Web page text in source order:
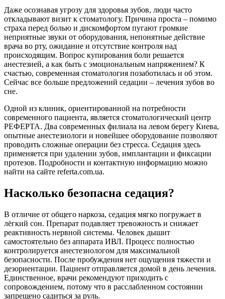
Даже осознавая угрозу для здоровья зубов, люди часто
откладывают визит к стоматологу. Причина проста – помимо
страха перед болью и дискомфортом пугают громкие
неприятные звуки от оборудования, непонятные действие
врача во рту, ожидание и отсутствие контроля над
происходящим. Вопрос купирования боли решается
анестезией, а как быть с эмоциональным напряжением? К
счастью, современная стоматология позаботилась и об этом.
Сейчас все больше предложений седации – лечения зубов во
сне.
Одной из клиник, ориентированной на потребности
современного пациента, является стоматологический центр
РЕФЕРТА. Два современных филиала на левом берегу Киева,
опытные анестезиологи и новейшее оборудование позволяют
проводить сложные операции без стресса. Седация здесь
применяется при удалении зубов, имплантации и фиксации
протезов. Подробности и контактную информацию можно
найти на сайте referta.com.ua.
Насколько безопасна седация?
В отличие от общего наркоза, седация мягко погружает в
лёгкий сон. Препарат подавляет тревожность и снижает
реактивность нервной системы. Человек дышит
самостоятельно без аппарата ИВЛ. Процесс полностью
контролируется анестезиологом для максимальной
безопасности. После пробуждения нет ощущения тяжести и
дезориентации. Пациент отправляется домой в день лечения.
Единственное, врачи рекомендуют приходить с
сопровождением, потому что в расслабленном состоянии
запрещено садиться за руль.